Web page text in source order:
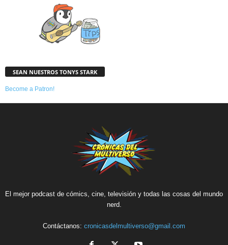
SEAN NUESTROS TONYS STARK
Become a Patron!
El mejor podcast de cómics, cine, televisión y todas las cosas del mundo
nerd.
Contáctanos: cronicasdelmultiverso@gmail.com